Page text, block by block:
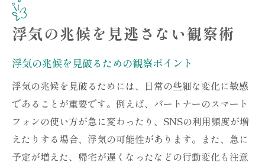
浮気の兆候を見逃さない観察術
浮気の兆候を見破るための観察ポイント
浮気の兆候を見破るためには、日常の些細な変化に敏感
であることが重要です。例えば、パートナーのスマート
フォンの使い方が急に変わったり、SNSの利用頻度が増
えたりする場合、浮気の可能性があります。また、急に
予定が増えた、帰宅が遅くなったなどの行動変化も注意